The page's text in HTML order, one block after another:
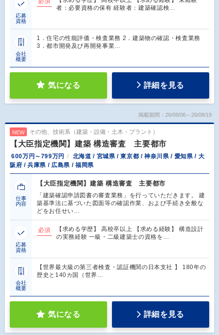
応募
資格
者：必要資格の保有 経験者：建築確認検…
会社
概要
1．住宅の性能評価・検査業務 2．建築物の確認・検査業務
3．都市開発及び再開発事業…
気になる 詳細を見る
掲載期間：26/08/06～26/08/19
NEW その他、技術系（建築・設備・土木・プラント）
【大臣指定機関】建築 構造審査 主要都市
600万円～799万円
北海道 / 宮城県 / 東京都 / 神奈川県 / 愛知県 / 大
阪府 / 兵庫県 / 広島県 / 福岡県
仕事
内容
【大臣指定機関】建築 構造審査 主要都市
「建築確認申請図書の審査業務」を行っていただきます。 建
築基準法に基づいた図面等の確認作業、および手続き全般な
どをお任せい…
応募
資格
必須
【求める学歴】 高校卒以上 【求める経験】 構造設計
の実務経験 一級・二級建築士の資格を…
会社
概要
【世界最大級の第三者検査・認証機関の日本支社 】 180年の
歴史と140カ国（世界…
気になる 詳細を見る